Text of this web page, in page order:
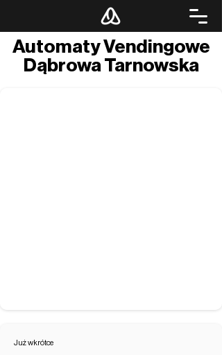
Automaty Vendingowe
Dąbrowa Tarnowska
Już wkrótce